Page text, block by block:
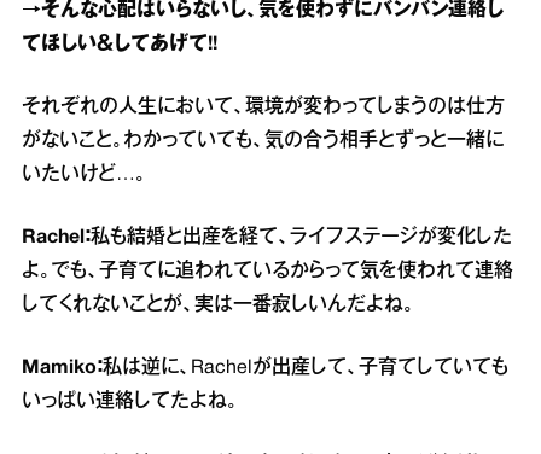
→そんな心配はいらないし、気を使わずにバンバン連絡し
てほしい＆してあげて!!
それぞれの人生において、環境が変わってしまうのは仕方
がないこと。わかっていても、気の合う相手とずっと一緒に
いたいけど…。
Rachel：私も結婚と出産を経て、ライフステージが変化した
よ。でも、子育てに追われているからって気を使われて連絡
してくれないことが、実は一番寂しいんだよね。
Mamiko：私は逆に、Rachelが出産して、子育てしていても
いっぱい連絡してたよね。